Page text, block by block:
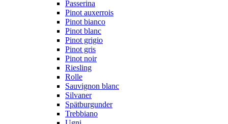
Passerina
Pinot auxerrois
Pinot bianco
Pinot blanc
Pinot grigio
Pinot gris
Pinot noir
Riesling
Rolle
Sauvignon blanc
Silvaner
Spätburgunder
Trebbiano